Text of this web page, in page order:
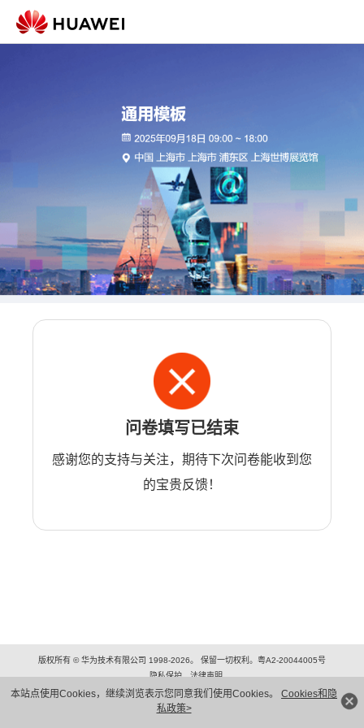
本站点使用Cookies，继续浏览表示您同意我们使用Cookies。 Cookies和隐
私政策>
问卷填写已结束
感谢您的支持与关注，期待下次问卷能收到您
的宝贵反馈！
版权所有 © 华为技术有限公司 1998-2026。 保留一切权利。粤A2-20044005号
隐私保护
法律声明